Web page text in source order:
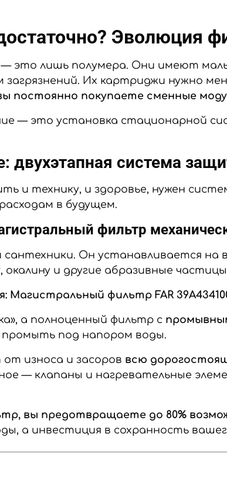
Эволюция
лишь полумера. Они имеют
Их картриджи нужно
постоянно покупаете сменные
— это установка стационарной
двухэтапная система
и технику, и здоровье, нужен
в будущем.
фильтр
Он устанавливается на
окалину и другие абразивные
Магистральный фильтр FAR
а полноценный фильтр с
под напором воды.
износа и засоров всю
— клапаны и нагревательные
вы предотвращаете до 80%
а инвестиция в сохранность